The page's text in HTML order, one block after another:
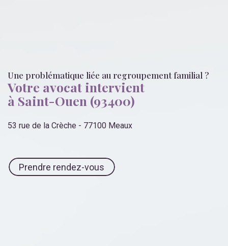
Une problématique liée au regroupement familial ?
Votre avocat intervient
à Saint-Ouen (93400)
53 rue de la Crèche - 77100 Meaux
Prendre rendez-vous